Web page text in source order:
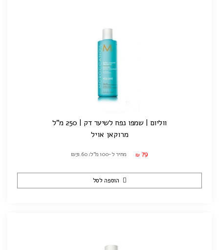
ווליום | שמפו נפח לשיער דק | 250 מ"ל
מרוקאן אויל
₪ 79 מחיר ל-100 מ"ל: ₪31.60
הוספה לסל